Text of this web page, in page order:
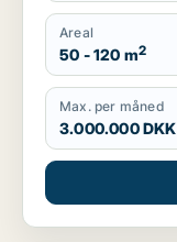
Areal
50 - 120 m2
Max. per måned
3.000.000 DKK